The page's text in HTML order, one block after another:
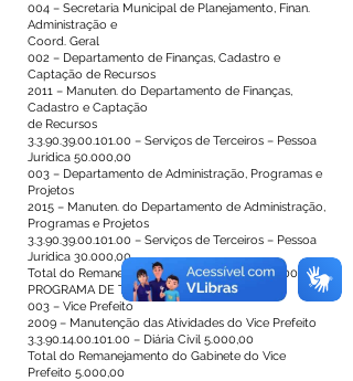
004 – Secretaria Municipal de Planejamento, Finan.
Administração e
Coord. Geral
002 – Departamento de Finanças, Cadastro e
Captação de Recursos
2011 – Manuten. do Departamento de Finanças,
Cadastro e Captação
de Recursos
3.3.90.39.00.101.00 – Serviços de Terceiros – Pessoa
Jurídica 50.000,00
003 – Departamento de Administração, Programas e
Projetos
2015 – Manuten. do Departamento de Administração,
Programas e Projetos
3.3.90.39.00.101.00 – Serviços de Terceiros – Pessoa
Jurídica 30.000,00
Total do Remanejamento da SEPLACOGE 80.000,00
PROGRAMA DE TRABALHO
003 – Vice Prefeito
2009 – Manutenção das Atividades do Vice Prefeito
3.3.90.14.00.101.00 – Diária Civil 5.000,00
Total do Remanejamento do Gabinete do Vice
Prefeito 5.000,00